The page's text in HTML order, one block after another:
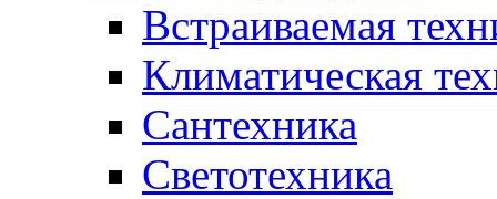
Встраиваемая
Климатическая
Сантехника
Светотехника